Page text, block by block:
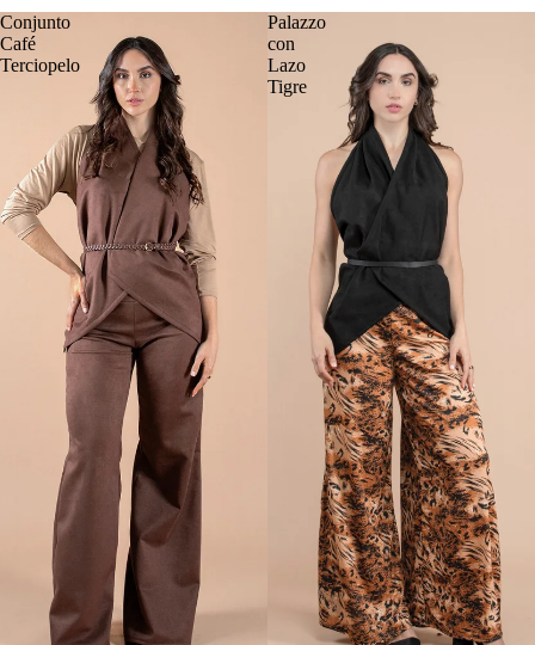
Conjunto
Café
Terciopelo
Palazzo
con
Lazo
Tigre